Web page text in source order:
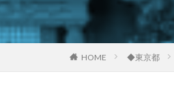
HOME ◆東京都